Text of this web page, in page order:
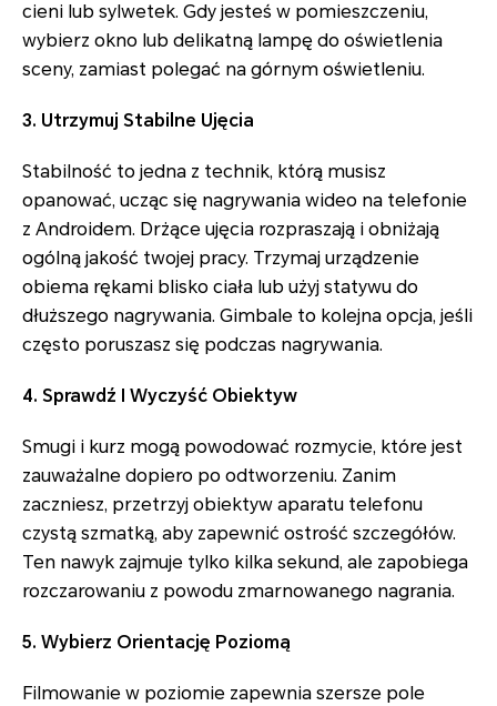
cieni lub sylwetek. Gdy jesteś w pomieszczeniu,
wybierz okno lub delikatną lampę do oświetlenia
sceny, zamiast polegać na górnym oświetleniu.
3. Utrzymuj Stabilne Ujęcia
Stabilność to jedna z technik, którą musisz
opanować, ucząc się nagrywania wideo na telefonie
z Androidem. Drżące ujęcia rozpraszają i obniżają
ogólną jakość twojej pracy. Trzymaj urządzenie
obiema rękami blisko ciała lub użyj statywu do
dłuższego nagrywania. Gimbale to kolejna opcja, jeśli
często poruszasz się podczas nagrywania.
4. Sprawdź I Wyczyść Obiektyw
Smugi i kurz mogą powodować rozmycie, które jest
zauważalne dopiero po odtworzeniu. Zanim
zaczniesz, przetrzyj obiektyw aparatu telefonu
czystą szmatką, aby zapewnić ostrość szczegółów.
Ten nawyk zajmuje tylko kilka sekund, ale zapobiega
rozczarowaniu z powodu zmarnowanego nagrania.
5. Wybierz Orientację Poziomą
Filmowanie w poziomie zapewnia szersze pole